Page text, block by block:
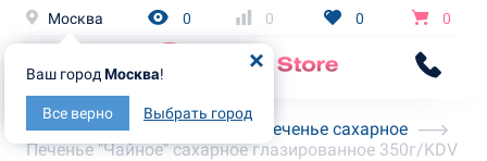
Москва
Ваш город Москва!
Все верно Выбрать город
0 0 0 0
Главная Каталог
Печенье сахарное
Печенье "Чайное" сахарное глазированное 350г/KDV